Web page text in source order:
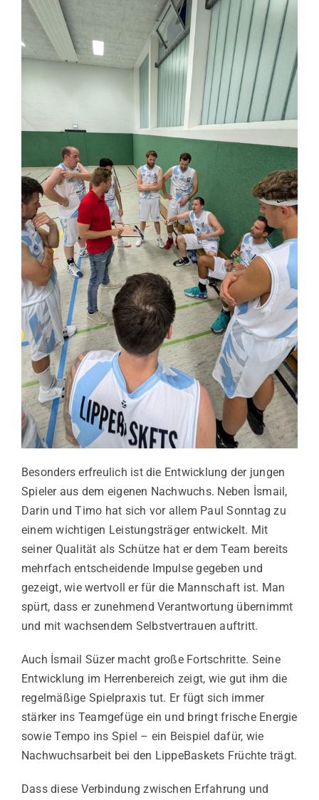
Besonders erfreulich ist die Entwicklung der jungen
Spieler aus dem eigenen Nachwuchs. Neben İsmail,
Darin und Timo hat sich vor allem Paul Sonntag zu
einem wichtigen Leistungsträger entwickelt. Mit
seiner Qualität als Schütze hat er dem Team bereits
mehrfach entscheidende Impulse gegeben und
gezeigt, wie wertvoll er für die Mannschaft ist. Man
spürt, dass er zunehmend Verantwortung übernimmt
und mit wachsendem Selbstvertrauen auftritt.
Auch İsmail Süzer macht große Fortschritte. Seine
Entwicklung im Herrenbereich zeigt, wie gut ihm die
regelmäßige Spielpraxis tut. Er fügt sich immer
stärker ins Teamgefüge ein und bringt frische Energie
sowie Tempo ins Spiel – ein Beispiel dafür, wie
Nachwuchsarbeit bei den LippeBaskets Früchte trägt.
Dass diese Verbindung zwischen Erfahrung und